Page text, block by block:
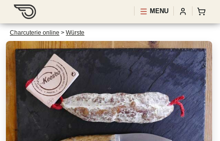
MENU
Charcuterie online > Würste